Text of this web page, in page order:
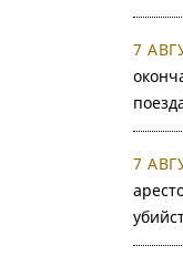
7
7